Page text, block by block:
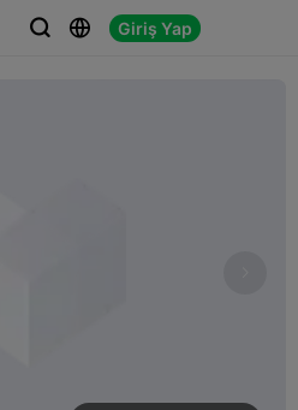
  Giriş Yap